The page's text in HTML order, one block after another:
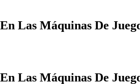
Las Máquinas De
Las Máquinas De